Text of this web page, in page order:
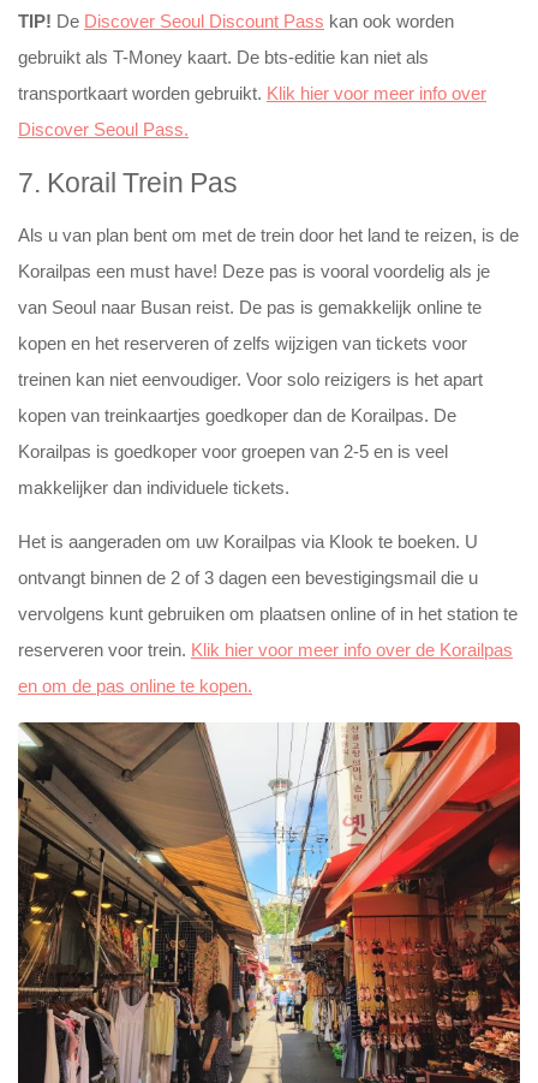
TIP! De Discover Seoul Discount Pass kan ook worden
gebruikt als T-Money kaart. De bts-editie kan niet als
transportkaart worden gebruikt. Klik hier voor meer info over
Discover Seoul Pass.
7. Korail Trein Pas
Als u van plan bent om met de trein door het land te reizen, is de
Korailpas een must have! Deze pas is vooral voordelig als je
van Seoul naar Busan reist. De pas is gemakkelijk online te
kopen en het reserveren of zelfs wijzigen van tickets voor
treinen kan niet eenvoudiger. Voor solo reizigers is het apart
kopen van treinkaartjes goedkoper dan de Korailpas. De
Korailpas is goedkoper voor groepen van 2-5 en is veel
makkelijker dan individuele tickets.
Het is aangeraden om uw Korailpas via Klook te boeken. U
ontvangt binnen de 2 of 3 dagen een bevestigingsmail die u
vervolgens kunt gebruiken om plaatsen online of in het station te
reserveren voor trein. Klik hier voor meer info over de Korailpas
en om de pas online te kopen.